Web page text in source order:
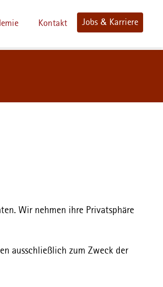
Kontakt Jobs & Karriere
Wir nehmen ihre Privatsphäre
ausschließlich zum Zweck der